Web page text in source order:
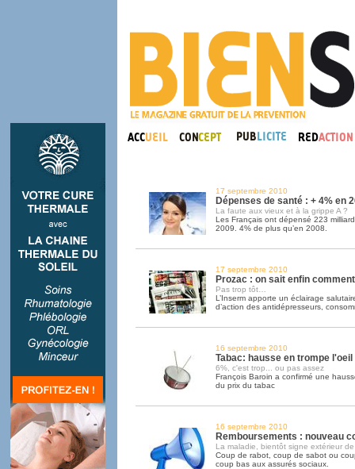
17 septembre 2010
Dépenses de santé : + 4% en
La faute aux vieux et à la grippe A ?
Les Français ont dépensé 223
2009. 4% de plus qu’en 2008.
17 septembre 2010
Prozac : on sait enfin
Pas trop tôt…
L’Inserm apporte un éclairage
d’action des antidépresseurs,
16 septembre 2010
Tabac: hausse en trompe l'oeil
6%, c'est trop... ou pas assez
François Baroin a confirmé une
du prix du tabac
16 septembre 2010
Remboursements : nouveau
La maladie, bientôt signe extérieur
Coup de rabot, coup de sabot ou
coup bas aux assurés sociaux.